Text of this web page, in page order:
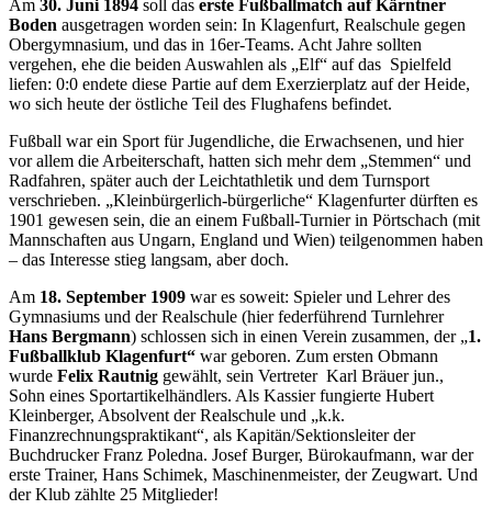
Am 30. Juni 1894 soll das erste Fußballmatch auf Kärntner
Boden ausgetragen worden sein: In Klagenfurt, Realschule gegen
Obergymnasium, und das in 16er-Teams. Acht Jahre sollten
vergehen, ehe die beiden Auswahlen als „Elf“ auf das Spielfeld
liefen: 0:0 endete diese Partie auf dem Exerzierplatz auf der Heide,
wo sich heute der östliche Teil des Flughafens befindet.
Fußball war ein Sport für Jugendliche, die Erwachsenen, und hier
vor allem die Arbeiterschaft, hatten sich mehr dem „Stemmen“ und
Radfahren, später auch der Leichtathletik und dem Turnsport
verschrieben. „Kleinbürgerlich-bürgerliche“ Klagenfurter dürften es
1901 gewesen sein, die an einem Fußball-Turnier in Pörtschach (mit
Mannschaften aus Ungarn, England und Wien) teilgenommen haben
– das Interesse stieg langsam, aber doch.
Am 18. September 1909 war es soweit: Spieler und Lehrer des
Gymnasiums und der Realschule (hier federführend Turnlehrer
Hans Bergmann) schlossen sich in einen Verein zusammen, der „1.
Fußballklub Klagenfurt“ war geboren. Zum ersten Obmann
wurde Felix Rautnig gewählt, sein Vertreter Karl Bräuer jun.,
Sohn eines Sportartikelhändlers. Als Kassier fungierte Hubert
Kleinberger, Absolvent der Realschule und „k.k.
Finanzrechnungspraktikant“, als Kapitän/Sektionsleiter der
Buchdrucker Franz Poledna. Josef Burger, Bürokaufmann, war der
erste Trainer, Hans Schimek, Maschinenmeister, der Zeugwart. Und
der Klub zählte 25 Mitglieder!